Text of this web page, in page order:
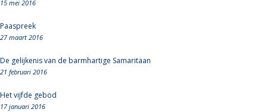
15 mei 2016
Paaspreek
27 maart 2016
De gelijkenis van de barmhartige Samaritaan
21 februari 2016
Het vijfde gebod
17 januari 2016